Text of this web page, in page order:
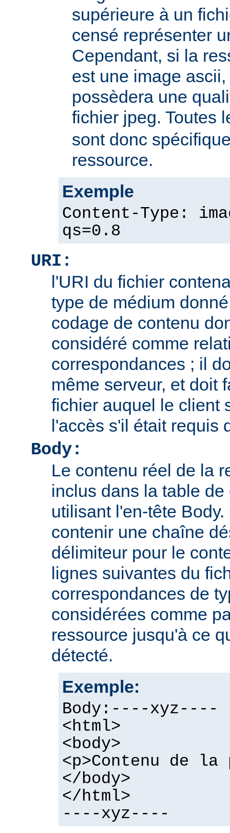
supérieure à un
censé représenter
Cependant, si la
est une image
possèdera une
fichier jpeg. Toutes
sont donc
ressource.
Exemple
Content-Type:
qs=0.8
URI:
l'URI du fichier
type de médium
codage de contenu
considéré comme
correspondances ; il
même serveur, et doit
fichier auquel le client
l'accès s'il était requis
Body:
Le contenu réel de la
inclus dans la table
utilisant l'en-tête
contenir une chaîne
délimiteur pour le
lignes suivantes du
correspondances de
considérées comme
ressource jusqu'à ce
détecté.
Exemple:
Body:----xyz----
<html>
<body>
<p>Contenu de la
</body>
</html>
----xyz----